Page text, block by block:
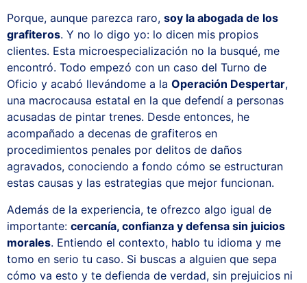
Porque, aunque parezca raro, soy la abogada de los
grafiteros. Y no lo digo yo: lo dicen mis propios
clientes. Esta microespecialización no la busqué, me
encontró. Todo empezó con un caso del Turno de
Oficio y acabó llevándome a la Operación Despertar,
una macrocausa estatal en la que defendí a personas
acusadas de pintar trenes. Desde entonces, he
acompañado a decenas de grafiteros en
procedimientos penales por delitos de daños
agravados, conociendo a fondo cómo se estructuran
estas causas y las estrategias que mejor funcionan.
Además de la experiencia, te ofrezco algo igual de
importante: cercanía, confianza y defensa sin juicios
morales. Entiendo el contexto, hablo tu idioma y me
tomo en serio tu caso. Si buscas a alguien que sepa
cómo va esto y te defienda de verdad, sin prejuicios ni